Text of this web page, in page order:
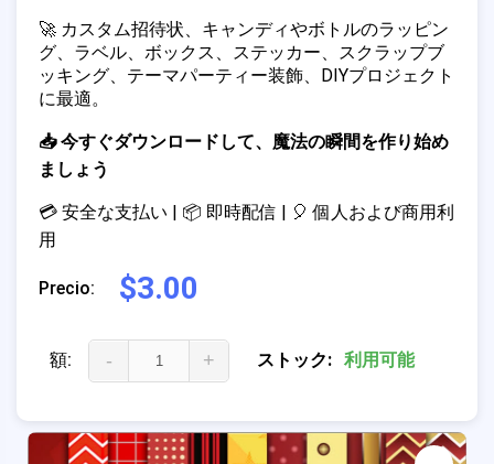
🚀 カスタム招待状、キャンディやボトルのラッピン
グ、ラベル、ボックス、ステッカー、スクラップブ
ッキング、テーマパーティー装飾、DIYプロジェクト
に最適。
📥 今すぐダウンロードして、魔法の瞬間を作り始め
ましょう
💳 安全な支払い | 📦 即時配信 | 🎈 個人および商用利
用
Precio: $3.00
額: - + ストック: 利用可能